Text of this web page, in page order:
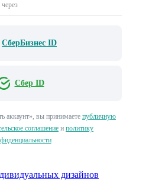
через
СберБизнес ID
Сбер ID
аккаунт», вы принимаете публичную
соглашение и политику
дизайнов